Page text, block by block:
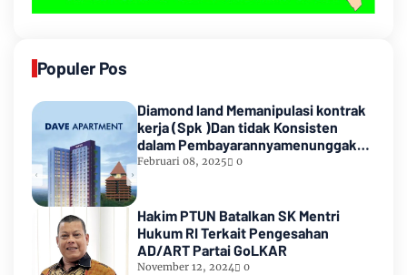
Populer Pos
Diamond land Memanipulasi kontrak
kerja (Spk )Dan tidak Konsisten
dalam Pembayarannyamenunggak
sampai hampir satu tahun
Februari 08, 2025 0
Hakim PTUN Batalkan SK Mentri
Hukum RI Terkait Pengesahan
AD/ART Partai GoLKAR
November 12, 2024 0